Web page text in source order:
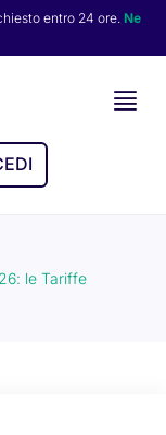
entro 24 ore. Ne
le Tariffe